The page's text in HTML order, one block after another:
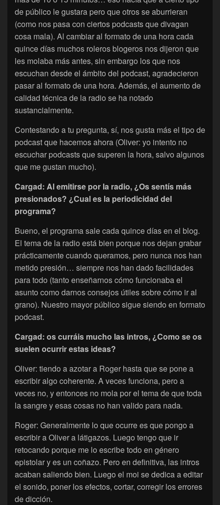
de público le gustara pero que otros se aburrieran
(como nos pasa con ciertos podcasts que divagan
cosa mala). Al cambiar al formato de una hora cada
quince días muchos roleros blogeros nos dijeron que
les molaba más antes, sin embargo los que nos
escuchan desde el ámbito del podcast, agradecieron
pasar al formato de una hora. Además, el aumento de
calidad técnica de la radio se ha notado
sustancialmente.
Contestando a tu pregunta, sí, nos gusta más el tipo de
podcast que hacemos ahora (Oliver: yo intento no
escuchar podcasts que superen la hora, salvo algunos
que me gustan mucho).
Cargad: Al emitirse por la radio, ¿Os sentís más
presionados? ¿Cual es la periodicidad del
programa?
Bueno, el programa sale cada quince días en el blog.
El tema de la radio está bien porque nos dejan grabar
prácticamente cuando queramos, pero nunca nos han
metido presión… siempre nos han dado facilidades
para todo (tanto enseñarnos cómo funcionaba el
asunto como darnos consejos útiles sobre cómo ir al
grano). Nuestro mayor público sigue siendo en formato
podcast.
Cargad: os curráis mucho las intros, ¿Como se os
suelen ocurrir estas ideas?
Oliver: tiendo a azotar a Roger hasta que se pone a
escribir algo coherente. A veces funciona, pero a
veces no, y entonces no mola por el tema de que toda
la sangre y esas cosas no han valido para nada.
Roger: Generalmente lo que ocurre es que pongo a
escribir a Oliver a látigazos. Luego tengo que ir
retocando porque me lo escribe todo en género
epistolar y es un coñazo. Pero en definitiva, las intros
acaban saliendo bien. Luego el moi se dedica a editar
el sonido, poner los efectos, cortar, corregir los errores
de dicción.